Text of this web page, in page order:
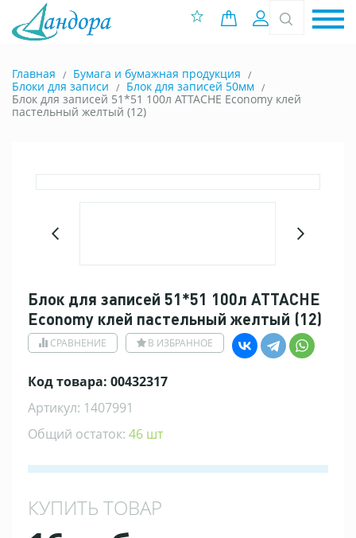
0 позиций
Вход
Главная
Бумага и бумажная продукция
Блоки для записи
Блок для записей 50мм
Блок для записей 51*51 100л ATTACHE Economy клей
пастельный желтый (12)
Блок для записей 51*51 100л ATTACHE
Economy клей пастельный желтый (12)
СРАВНЕНИЕ В ИЗБРАННОЕ
Код товара: 00432317
Артикул: 1407991
Общий остаток: 46 шт
КУПИТЬ ТОВАР